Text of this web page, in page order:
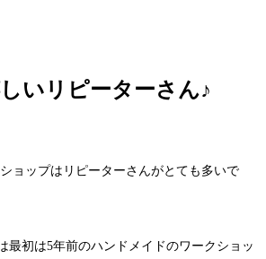
いリピーターさん♪
ョップはリピーターさんがとても多いで
最初は5年前のハンドメイドのワークショッ